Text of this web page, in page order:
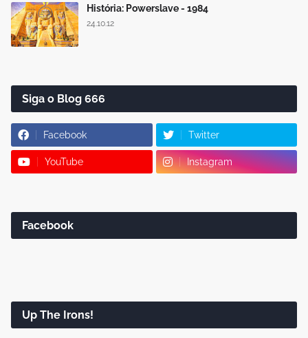
História: Powerslave - 1984
24.10.12
Siga o Blog 666
Facebook Twitter
YouTube Instagram
Facebook
Up The Irons!